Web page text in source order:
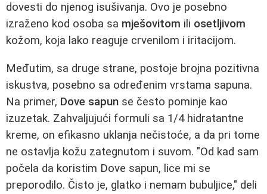
dovesti do njenog isušivanja. Ovo je posebno
izraženo kod osoba sa mješovitom ili osetljivom
kožom, koja lako reaguje crvenilom i iritacijom.
Međutim, sa druge strane, postoje brojna pozitivna
iskustva, posebno sa određenim vrstama sapuna.
Na primer, Dove sapun se često pominje kao
izuzetak. Zahvaljujući formuli sa 1/4 hidratantne
kreme, on efikasno uklanja nečistoće, a da pri tome
ne ostavlja kožu zategnutom i suvom. "Od kad sam
počela da koristim Dove sapun, lice mi se
preporodilo. Čisto je, glatko i nemam bubuljice," deli